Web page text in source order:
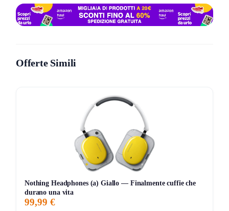
Vai alla pagina dell’offerta Unieuro tramite questo link:
Unieuro TV in sconto.
Completa l’acquisto e ricevi la tua nuova TV direttamente
Non serve inserire codici, lo sconto viene calcolato subito
Termini e condizioni
L’offerta è valida solo su una selezione di prodotti. Il
scontoviene applicato al carrello in automatico. Non è
Offerte Simili
Nothing Headphones (a) Giallo — Finalmente cuffie che
durano una vita
99,99 €